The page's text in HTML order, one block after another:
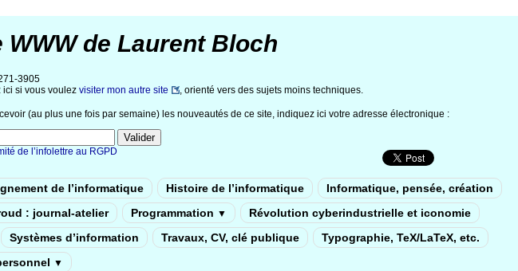
WWW de Laurent Bloch
3905
ici si vous voulez visiter mon autre site , orienté vers des sujets moins techniques.
(au plus une fois par semaine) les nouveautés de ce site, indiquez ici votre adresse électronique :
de l’infolettre au RGPD
de l’informatique Histoire de l’informatique
Informatique, pensée, création
: journal-atelier Programmation ▼
Révolution cyberindustrielle et iconomie
Systèmes d’information Travaux, CV, clé publique
Typographie, TeX/LaTeX, etc.
▼